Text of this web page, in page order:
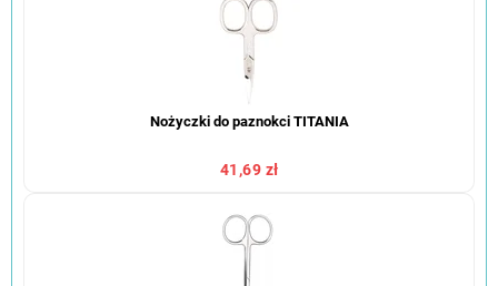
Nożyczki do paznokci TITANIA
41,69 zł